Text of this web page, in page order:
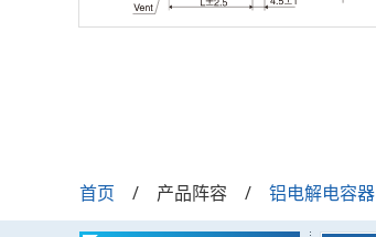
首页 产品阵容 铝电解电容器